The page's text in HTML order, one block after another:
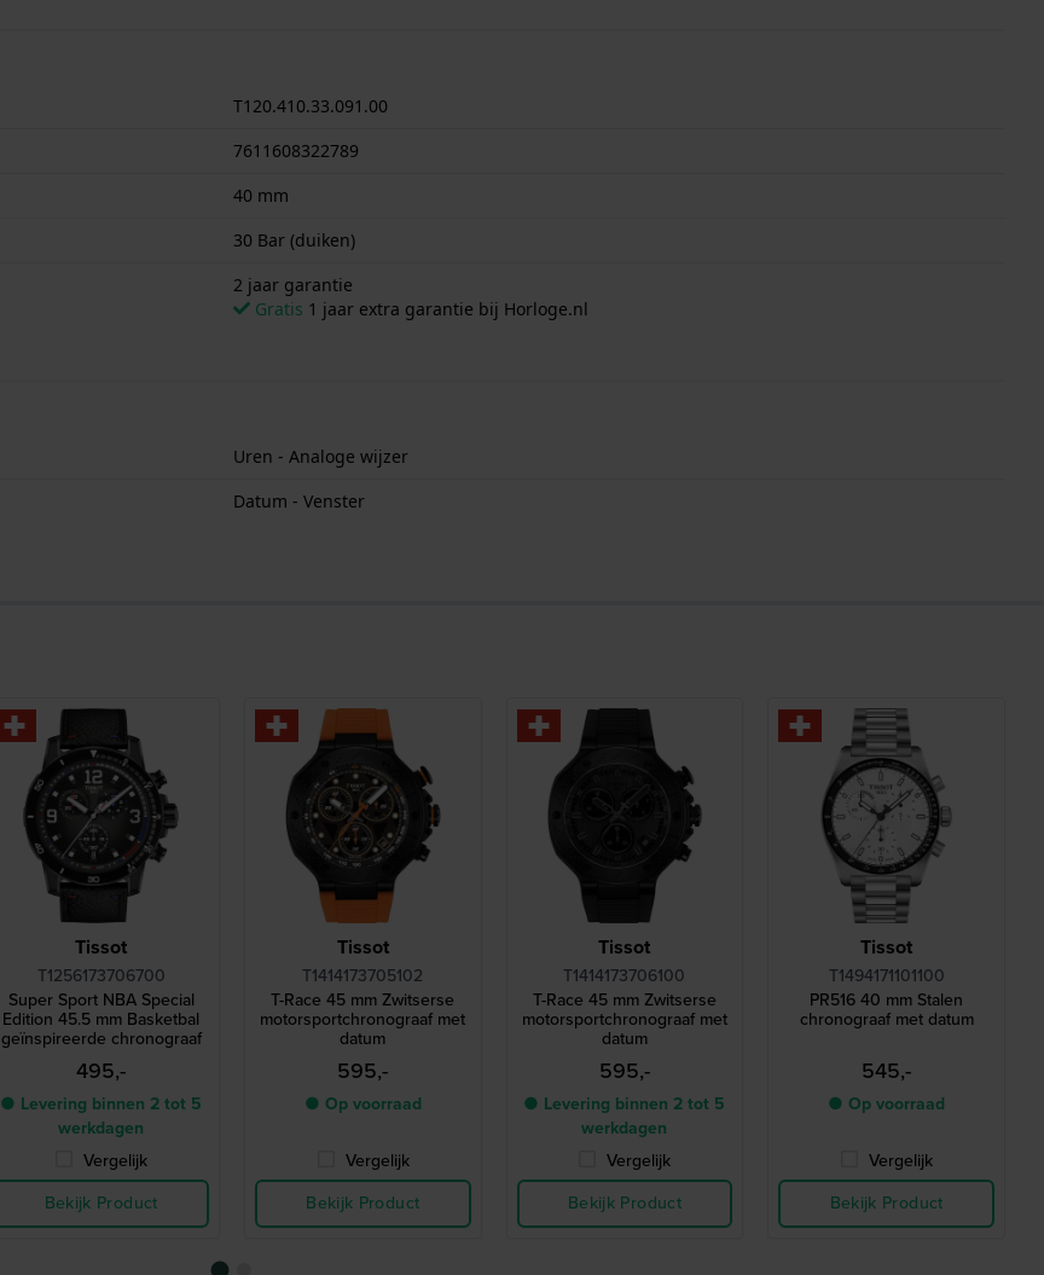
T120.410.33.091.00
7611608322789
40 mm
30 Bar (duiken)
2 jaar garantie
Gratis 1 jaar extra garantie bij Horloge.nl
Uren - Analoge wijzer
Datum - Venster
Tissot
T1256173706700
Super Sport NBA Special
Edition 45.5 mm Basketbal
geïnspireerde chronograaf
495,-
● Levering binnen 2 tot 5
werkdagen
Vergelijk
Bekijk Product
Tissot
T1414173705102
T-Race 45 mm Zwitserse
motorsportchronograaf met
datum
595,-
● Op voorraad
Vergelijk
Bekijk Product
Tissot
T1414173706100
T-Race 45 mm Zwitserse
motorsportchronograaf met
datum
595,-
● Levering binnen 2 tot 5
werkdagen
Vergelijk
Bekijk Product
Tissot
T1494171101100
PR516 40 mm Stalen
chronograaf met datum
545,-
● Op voorraad
Vergelijk
Bekijk Product